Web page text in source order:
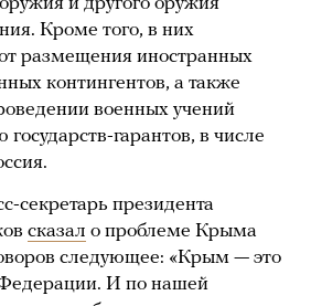
Кроме того, в них
размещения иностранных
контингентов, а также
военных учений
государств-гарантов, в числе
секретарь президента
сказал о проблеме Крыма
следующее: «Крым — это
Федерации. И по нашей